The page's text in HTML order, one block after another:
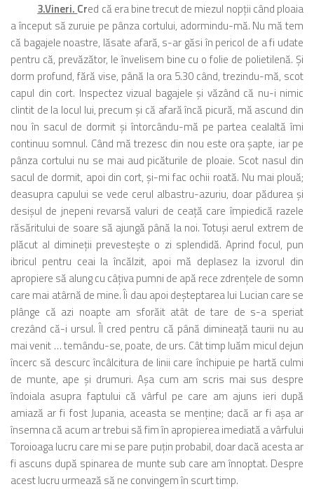
3.Vineri. Cred că era bine trecut de miezul nopţii când ploaia
a început să zuruie pe pânza cortului, adormindu-mă. Nu mă tem
că bagajele noastre, lăsate afară, s-ar găsi în pericol de a fi udate
pentru că, prevăzător, le învelisem bine cu o folie de polietilenă. Şi
dorm profund, fără vise, până la ora 5.30 când, trezindu-mă, scot
capul din cort. Inspectez vizual bagajele şi văzând că nu-i nimic
clintit de la locul lui, precum şi că afară încă picură, mă ascund din
nou în sacul de dormit şi întorcându-mă pe partea cealaltă îmi
continuu somnul. Când mă trezesc din nou este ora şapte, iar pe
pânza cortului nu se mai aud picăturile de ploaie. Scot nasul din
sacul de dormit, apoi din cort, şi-mi fac ochii roată. Nu mai plouă;
deasupra capului se vede cerul albastru-azuriu, doar pădurea şi
desişul de jnepeni revarsă valuri de ceaţă care împiedică razele
răsăritului de soare să ajungă până la noi. Totuşi aerul extrem de
plăcut al dimineţii prevesteşte o zi splendidă. Aprind focul, pun
ibricul pentru ceai la încălzit, apoi mă deplasez la izvorul din
apropiere să alung cu câţiva pumni de apă rece zdrenţele de somn
care mai atârnă de mine. Îi dau apoi deşteptarea lui Lucian care se
plânge că azi noapte am sforăit atât de tare de s-a speriat
crezând că-i ursul. Îl cred pentru că până dimineaţă taurii nu au
mai venit … temându-se, poate, de urs. Cât timp luăm micul dejun
încerc să descurc încâlcitura de linii care închipuie pe hartă culmi
de munte, ape şi drumuri. Aşa cum am scris mai sus despre
îndoiala asupra faptului că vârful pe care am ajuns ieri după
amiază ar fi fost Jupania, aceasta se menţine; dacă ar fi aşa ar
însemna că acum ar trebui să fim în apropierea imediată a vârfului
Toroioaga lucru care mi se pare puţin probabil, doar dacă acesta ar
fi ascuns după spinarea de munte sub care am înnoptat. Despre
acest lucru urmează să ne convingem în scurt timp.